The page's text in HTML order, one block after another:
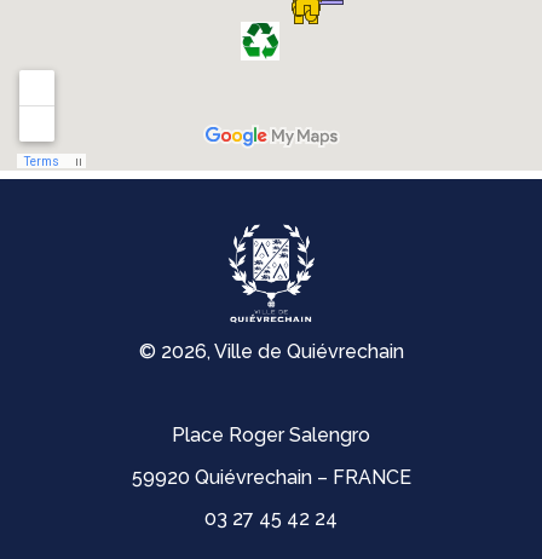
© 2026, Ville de Quiévrechain
Place Roger Salengro
59920 Quiévrechain – FRANCE
03 27 45 42 24